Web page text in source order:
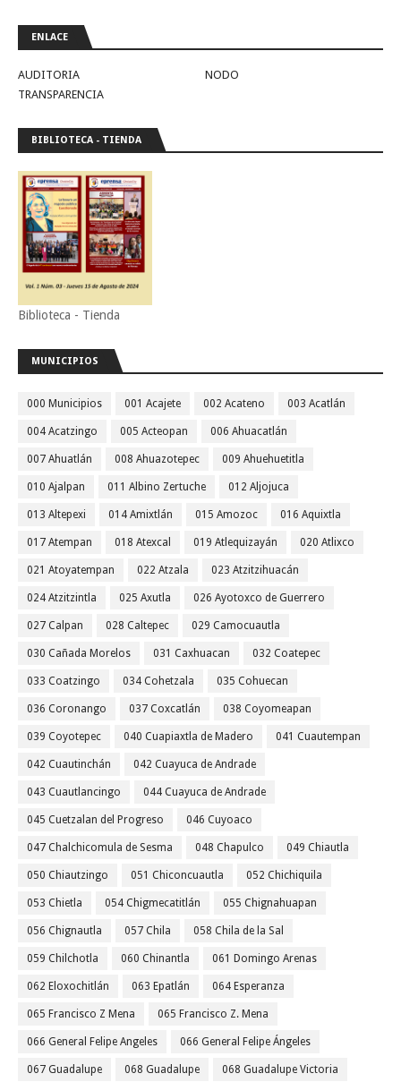
ENLACE
AUDITORIA
NODO
TRANSPARENCIA
BIBLIOTECA - TIENDA
Biblioteca - Tienda
MUNICIPIOS
000 Municipios 001 Acajete 002 Acateno 003 Acatlán
004 Acatzingo 005 Acteopan 006 Ahuacatlán
007 Ahuatlán 008 Ahuazotepec 009 Ahuehuetitla
010 Ajalpan 011 Albino Zertuche 012 Aljojuca
013 Altepexi 014 Amixtlán 015 Amozoc 016 Aquixtla
017 Atempan 018 Atexcal 019 Atlequizayán 020 Atlixco
021 Atoyatempan 022 Atzala 023 Atzitzihuacán
024 Atzitzintla 025 Axutla 026 Ayotoxco de Guerrero
027 Calpan 028 Caltepec 029 Camocuautla
030 Cañada Morelos 031 Caxhuacan 032 Coatepec
033 Coatzingo 034 Cohetzala 035 Cohuecan
036 Coronango 037 Coxcatlán 038 Coyomeapan
039 Coyotepec 040 Cuapiaxtla de Madero 041 Cuautempan
042 Cuautinchán 042 Cuayuca de Andrade
043 Cuautlancingo 044 Cuayuca de Andrade
045 Cuetzalan del Progreso 046 Cuyoaco
047 Chalchicomula de Sesma 048 Chapulco 049 Chiautla
050 Chiautzingo 051 Chiconcuautla 052 Chichiquila
053 Chietla 054 Chigmecatitlán 055 Chignahuapan
056 Chignautla 057 Chila 058 Chila de la Sal
059 Chilchotla 060 Chinantla 061 Domingo Arenas
062 Eloxochitlán 063 Epatlán 064 Esperanza
065 Francisco Z Mena 065 Francisco Z. Mena
066 General Felipe Angeles 066 General Felipe Ángeles
067 Guadalupe 068 Guadalupe 068 Guadalupe Victoria